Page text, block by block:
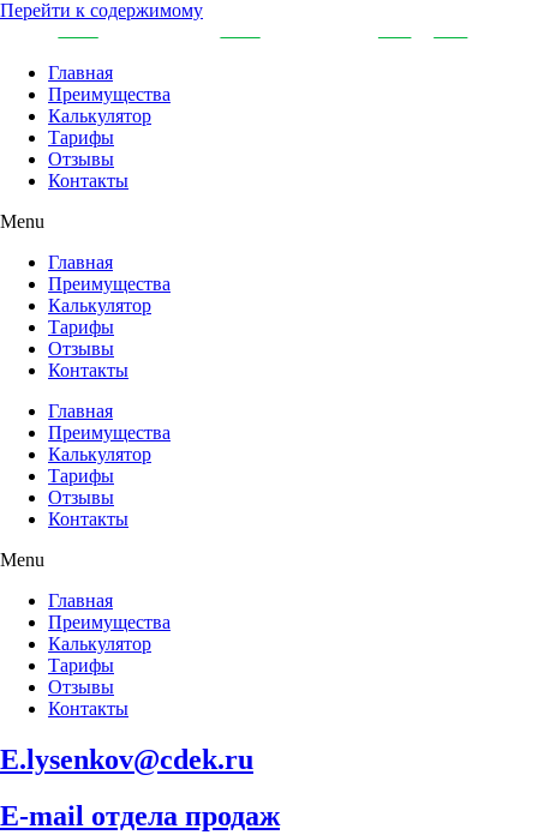
Перейти к содержимому
Главная
Преимущества
Калькулятор
Тарифы
Отзывы
Контакты
Menu
Главная
Преимущества
Калькулятор
Тарифы
Отзывы
Контакты
Главная
Преимущества
Калькулятор
Тарифы
Отзывы
Контакты
Menu
Главная
Преимущества
Калькулятор
Тарифы
Отзывы
Контакты
E.lysenkov@cdek.ru
E-mail отдела продаж